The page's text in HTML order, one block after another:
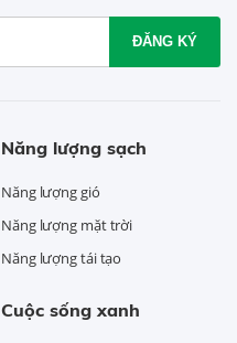
ĐĂNG KÝ
Năng lượng sạch
Năng lượng gió
Năng lượng mặt trời
Năng lượng tái tạo
Cuộc sống xanh